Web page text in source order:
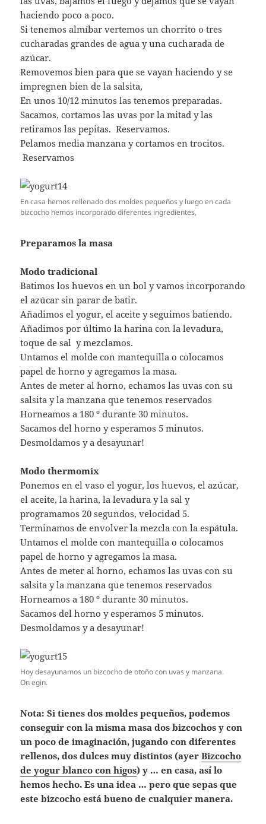
haciendo poco a poco.
Si tenemos almíbar vertemos un chorrito o tres
cucharadas grandes de agua y una cucharada de
azúcar.
Removemos bien para que se vayan haciendo y se
impregnen bien de la salsita,
En unos 10/12 minutos las tenemos preparadas.
Sacamos, cortamos las uvas por la mitad y las
retiramos las pepitas. Reservamos.
Pelamos media manzana y cortamos en trocitos.
Reservamos
En casa hemos rellenado dos moldes pequeños y luego en cada
bizcocho hemos incorporado diferentes ingredientes,
Preparamos la masa
Modo tradicional
Batimos los huevos en un bol y vamos incorporando
el azúcar sin parar de batir.
Añadimos el yogur, el aceite y seguimos batiendo.
Añadimos por último la harina con la levadura,
toque de sal y mezclamos.
Untamos el molde con mantequilla o colocamos
papel de horno y agregamos la masa.
Antes de meter al horno, echamos las uvas con su
salsita y la manzana que tenemos reservados
Horneamos a 180 º durante 30 minutos.
Sacamos del horno y esperamos 5 minutos.
Desmoldamos y a desayunar!
Modo thermomix
Ponemos en el vaso el yogur, los huevos, el azúcar,
el aceite, la harina, la levadura y la sal y
programamos 20 segundos, velocidad 5.
Terminamos de envolver la mezcla con la espátula.
Untamos el molde con mantequilla o colocamos
papel de horno y agregamos la masa.
Antes de meter al horno, echamos las uvas con su
salsita y la manzana que tenemos reservados
Horneamos a 180 º durante 30 minutos.
Sacamos del horno y esperamos 5 minutos.
Desmoldamos y a desayunar!
Hoy desayunamos un bizcocho de otoño con uvas y manzana.
On egin.
Nota: Si tienes dos moldes pequeños, podemos
conseguir con la misma masa dos bizcochos y con
un poco de imaginación, jugando con diferentes
rellenos, dos dulces muy distintos (ayerBizcocho
de yogur blanco con higos) y … en casa, así lo
hemos hecho. Es una idea … pero que sepas que
este bizcocho está bueno de cualquier manera.